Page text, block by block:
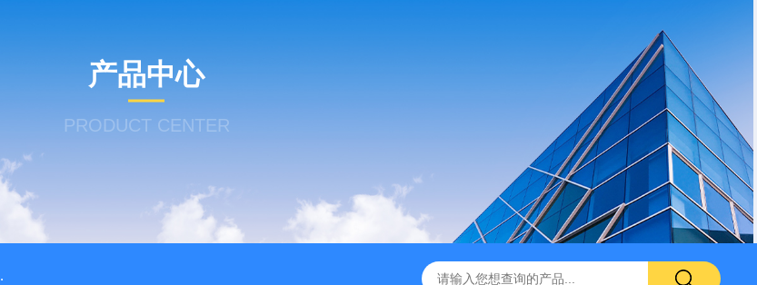
产品中心
PRODUCT CENTER
SDI-47手动SDI污染指数测定仪，携带方便，轻巧 9385100DR900便携式多参数水质分析仪 GTOX-700便携式